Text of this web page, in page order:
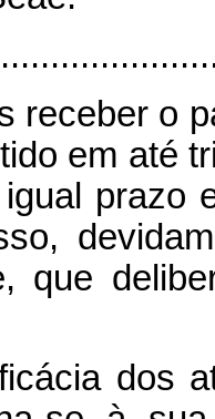
receber o
em até
prazo
que
dos